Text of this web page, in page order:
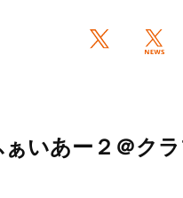
いあー２＠ク